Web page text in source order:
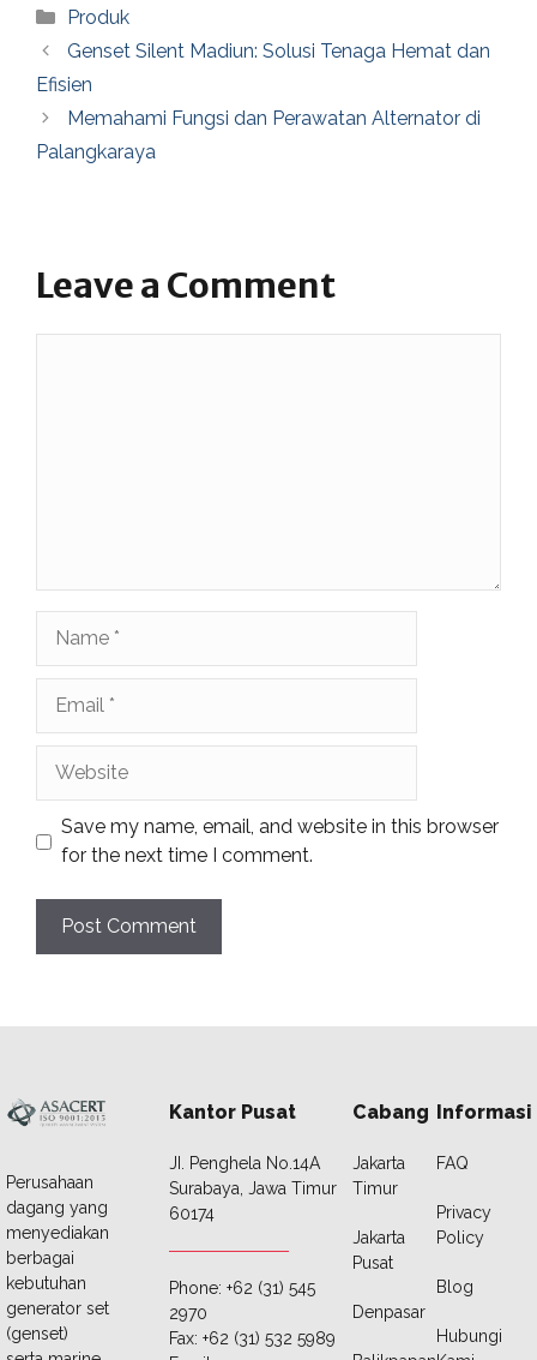
Categories
Produk
Genset Silent Madiun: Solusi Tenaga Hemat dan
Efisien
Memahami Fungsi dan Perawatan Alternator di
Palangkaraya
Leave a Comment
Save my name, email, and website in this browser
for the next time I comment.
Perusahaan
dagang yang
menyediakan
berbagai
kebutuhan
generator set
(genset)
Kantor Pusat
JI. Penghela No.14A
Surabaya, Jawa Timur
60174
Phone: +62 (31) 545
2970
Fax: +62 (31) 532 5989
Cabang
Jakarta
Timur
Jakarta
Pusat
Denpasar
Informasi
FAQ
Privacy
Policy
Blog
Hubungi